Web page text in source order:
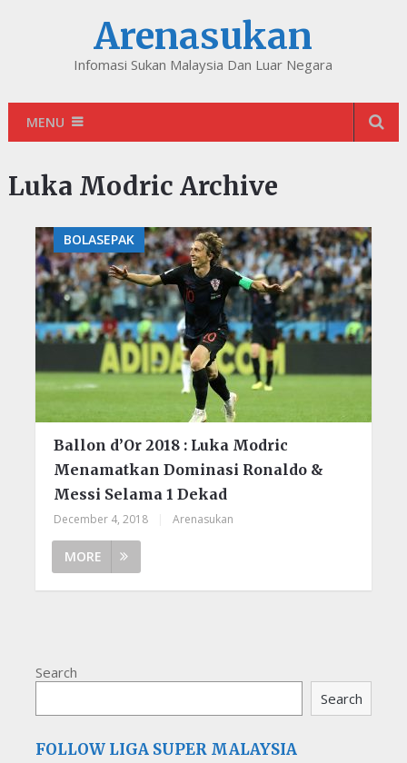
Arenasukan
Infomasi Sukan Malaysia Dan Luar Negara
MENU
Luka Modric Archive
BOLASEPAK
Ballon d’Or 2018 : Luka Modric
Menamatkan Dominasi Ronaldo &
Messi Selama 1 Dekad
December 4, 2018 Arenasukan
MORE
Search
Search
FOLLOW LIGA SUPER MALAYSIA